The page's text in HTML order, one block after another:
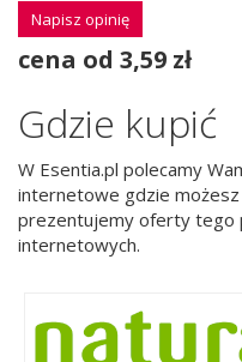
Napisz opinię
cena od 3,59 zł
Gdzie kupić
W Esentia.pl polecamy
internetowe gdzie możesz
prezentujemy oferty tego
internetowych.